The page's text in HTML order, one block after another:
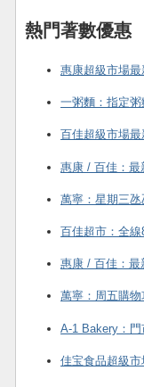
熱門著數優惠
惠康超級市場最
一粥麵：指定粥
百佳超級市場最
惠康 / 百佳：最
萬寧：星期三氹
百佳超市：全線
惠康 / 百佳：最
萬寧：周五購物
A-1 Bakery：門
佳宝食品超級市